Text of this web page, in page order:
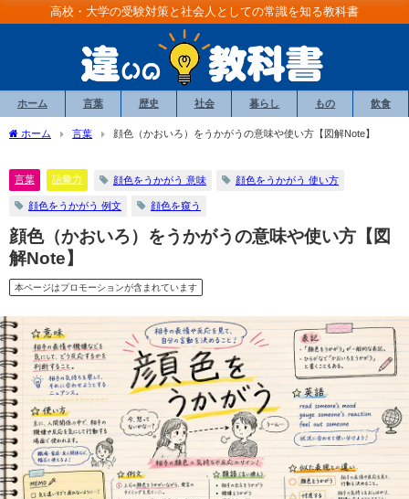
高校・大学の受験対策と社会人としての常識を知る教科書
ホーム 言葉 歴史 社会 暮らし もの 飲食
ホーム 言葉 顔色（かおいろ）をうかがうの意味や使い方【図解Note】
言葉 語彙力 顔色をうかがう 意味 顔色をうかがう 使い方
顔色をうかがう 例文 顔色を窺う
顔色（かおいろ）をうかがうの意味や使い方【図
解Note】
本ページはプロモーションが含まれています